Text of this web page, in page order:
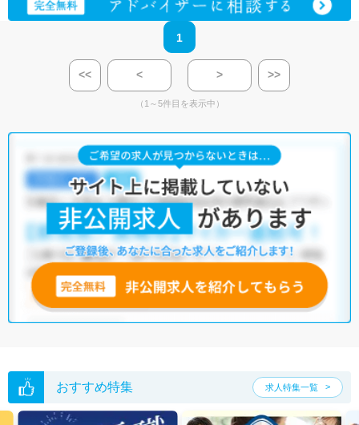
1
<< < > >>
（1～5件目を表示中）
おすすめ特集 求人特集一覧